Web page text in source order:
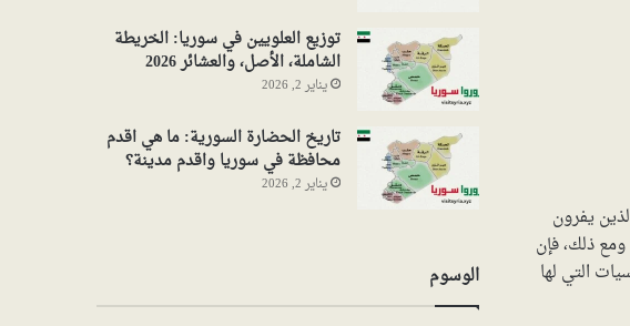
يفرون
ومع ذلك، فإن
التي لها
توزيع العلويين في سوريا: الخريطة
الشاملة، الأصل، والعشائر 2026
يناير 2, 2026
تاريخ الحضارة السورية: ما هي اقدم
محافظة في سوريا واقدم مدينة؟
يناير 2, 2026
الوسوم